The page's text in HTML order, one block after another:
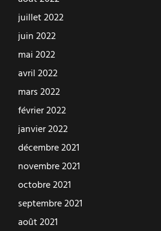
juillet 2022
juin 2022
mai 2022
avril 2022
mars 2022
février 2022
janvier 2022
décembre 2021
novembre 2021
octobre 2021
septembre 2021
août 2021